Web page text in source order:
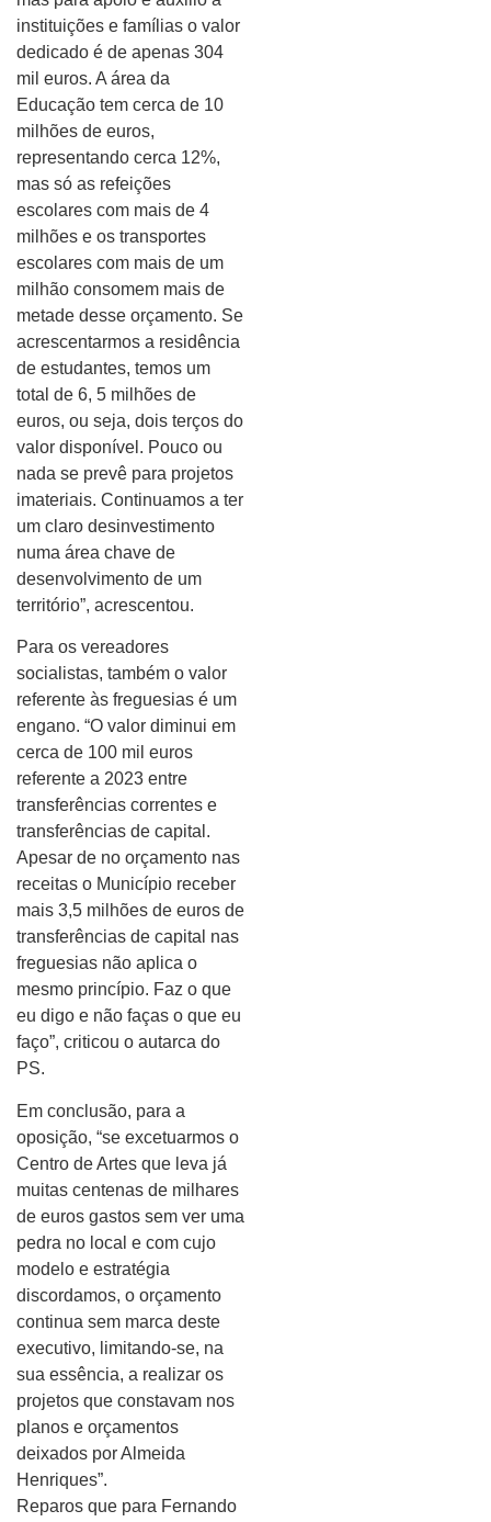
instituições e famílias o valor
dedicado é de apenas 304
mil euros. A área da
Educação tem cerca de 10
milhões de euros,
representando cerca 12%,
mas só as refeições
escolares com mais de 4
milhões e os transportes
escolares com mais de um
milhão consomem mais de
metade desse orçamento. Se
acrescentarmos a residência
de estudantes, temos um
total de 6, 5 milhões de
euros, ou seja, dois terços do
valor disponível. Pouco ou
nada se prevê para projetos
imateriais. Continuamos a ter
um claro desinvestimento
numa área chave de
desenvolvimento de um
território”, acrescentou.
Para os vereadores
socialistas, também o valor
referente às freguesias é um
engano. “O valor diminui em
cerca de 100 mil euros
referente a 2023 entre
transferências correntes e
transferências de capital.
Apesar de no orçamento nas
receitas o Município receber
mais 3,5 milhões de euros de
transferências de capital nas
freguesias não aplica o
mesmo princípio. Faz o que
eu digo e não faças o que eu
faço”, criticou o autarca do
PS.
Em conclusão, para a
oposição, “se excetuarmos o
Centro de Artes que leva já
muitas centenas de milhares
de euros gastos sem ver uma
pedra no local e com cujo
modelo e estratégia
discordamos, o orçamento
continua sem marca deste
executivo, limitando-se, na
sua essência, a realizar os
projetos que constavam nos
planos e orçamentos
deixados por Almeida
Henriques”.
Reparos que para Fernando